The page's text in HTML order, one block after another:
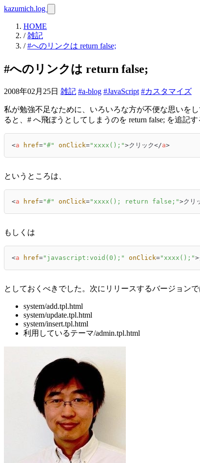
kazumich.log
HOME
/雑記
/#へのリンクは return false;
#へのリンクは return false;
2008年02月25日 雑記 #a-blog #JavaScript #カスタマイズ
私が勉強不足なために、いろいろな方が不便な思いを
ると、# へ飛ぼうとしてしまうのを return false; を追記
<a href="#" onClick="xxxx();">クリック</a>
というところは、
<a href="#" onClick="xxxx(); return false;">クリ
もしくは
<a href="javascript:void(0);" onClick="xxxx();">
としておくべきでした。次にリリースするバージョンで
system/add.tpl.html
system/update.tpl.html
system/insert.tpl.html
利用しているテーマ/admin.tpl.html